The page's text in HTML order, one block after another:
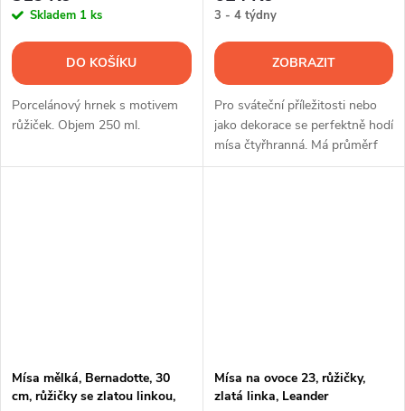
Skladem 1 ks
DO KOŠÍKU
Porcelánový hrnek s motivem
růžiček. Objem 250 ml.
3 - 4 týdny
ZOBRAZIT
Pro sváteční příležitosti nebo
jako dekorace se perfektně hodí
mísa čtyřhranná. Má průměrf
17 cm a je dekorovaná
Mísa mělká, Bernadotte, 30
cm, růžičky se zlatou linkou,
Mísa na ovoce 23, růžičky,
zlatá linka, Leander